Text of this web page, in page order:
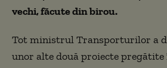
vechi, făcute din birou.
Tot ministrul Transporturilor a
unor alte două proiecte